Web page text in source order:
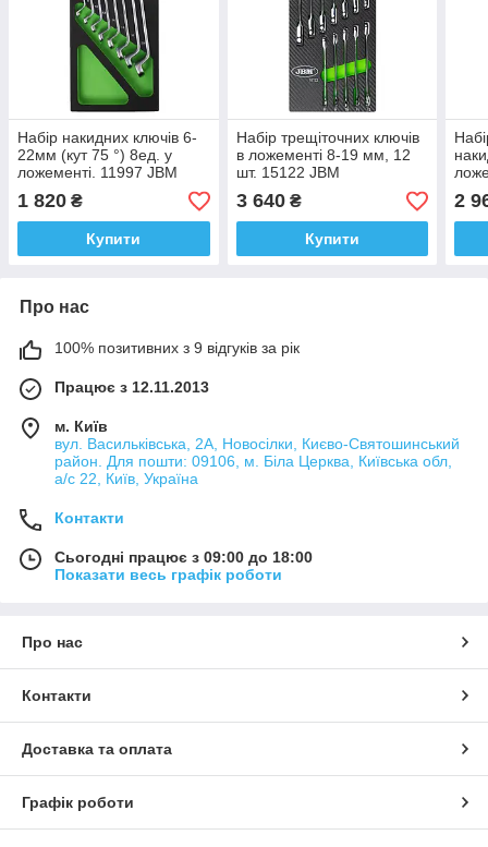
Набір накидних ключів 6-
22мм (кут 75 °) 8ед. у
ложементі. 11997 JBM
1 820 ₴
Купити
Набір трещіточних ключів
в ложементі 8-19 мм, 12
шт. 15122 JBM
3 640₴
Купити
2
Про нас
100% позитивних з 9 відгуків за рік
Працює з 12.11.2013
м. Київ
вул. Васильківська, 2А, Новосілки, Києво-Святошинський
район. Для пошти: 09106, м. Біла Церква, Київська обл,
а/с 22, Київ, Україна
Контакти
Сьогодні працює з 09:00 до 18:00
Показати весь графік роботи
Про нас
Контакти
Доставка та оплата
Графік роботи